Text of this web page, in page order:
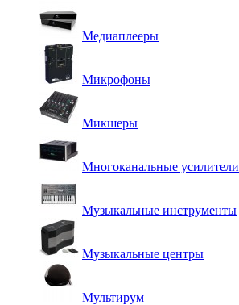
Медиаплееры
Микрофоны
Микшеры
Многоканальные усилители
Музыкальные инструменты
Музыкальные центры
Мультирум